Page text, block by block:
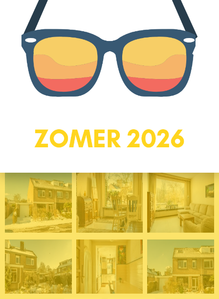
– Veel ruimte in de woning maar ook om de woning
– Mogelijkheden tot 5 à 6 slaapkamers van goed formaat
– Mogelijkheid tot een kantoor aan huis
– Hoekwoning met veel licht door de grote raampartijen
– Een zolder met mogelijkheden
Schakel?een NVM-aankoopmakelaar in. Een NVM-
aankoopmakelaar komt op voor uw belang en bespaart u tijd, geld
en zorgen!??